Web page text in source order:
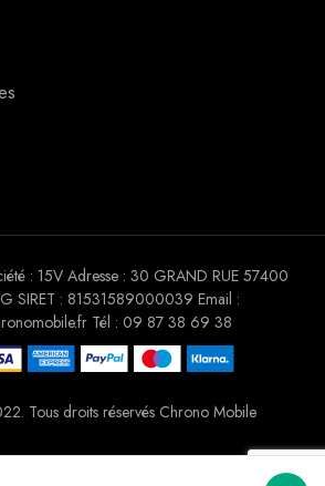
Tous droits réservés Chrono Mobile
: 15V Adresse : 30 GRAND RUE 57400
SIRET : 81531589000039 Email :
Tél : 09 87 38 69 38